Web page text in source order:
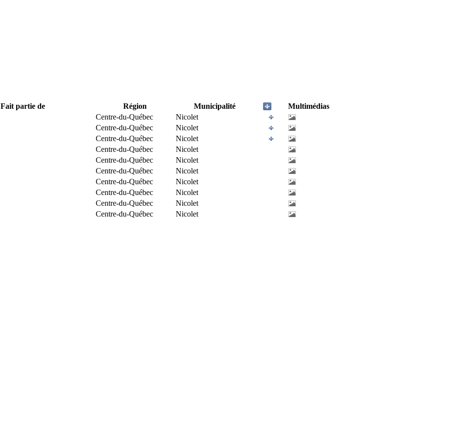
Fait partie de Région Municipalité
Multimédias
Centre-du-Québec
Nicolet
Centre-du-Québec
Nicolet
Centre-du-Québec
Nicolet
Centre-du-Québec
Nicolet
Centre-du-Québec
Nicolet
Centre-du-Québec
Nicolet
Centre-du-Québec
Nicolet
Centre-du-Québec
Nicolet
Centre-du-Québec
Nicolet
Centre-du-Québec Nicolet